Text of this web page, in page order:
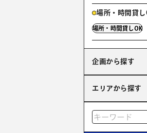
場所・時間貸し
場所・時間貸しOK
企画から探す
エリアから探す